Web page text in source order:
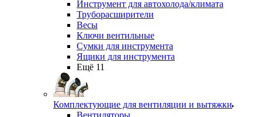
Инструмент для автохолода/климата
Труборасширители
Весы
Ключи вентильные
Сумки для инструмента
Ящики для инструмента
Ещё 11
Комплектующие для вентиляции и вытяжки
Вентиляторы